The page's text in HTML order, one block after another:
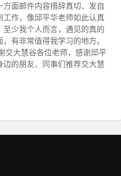
面邮件内容措辞真切、发自
作，像邱平华老师如此认真
少我个人而言，遇见的真的
有非常值得我学习的地方。
交大慧谷各位老师，感谢邱平
的朋友、同事们推荐交大慧